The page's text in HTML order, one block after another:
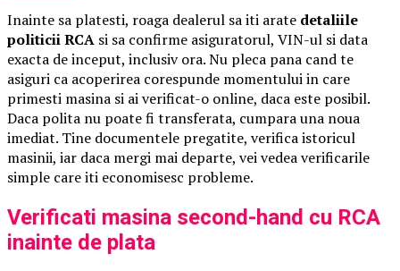
Inainte sa platesti, roaga dealerul sa iti arate detaliile
politicii RCA si sa confirme asiguratorul, VIN-ul si data
exacta de inceput, inclusiv ora. Nu pleca pana cand te
asiguri ca acoperirea corespunde momentului in care
primesti masina si ai verificat-o online, daca este posibil.
Daca polita nu poate fi transferata, cumpara una noua
imediat. Tine documentele pregatite, verifica istoricul
masinii, iar daca mergi mai departe, vei vedea verificarile
simple care iti economisesc probleme.
Verificati masina second-hand cu RCA
inainte de plata